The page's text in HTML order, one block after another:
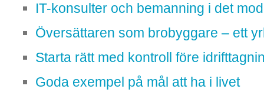
IT-konsulter och bemanning i det
Översättaren som brobyggare – ett
Starta rätt med kontroll före
Goda exempel på mål att ha i livet